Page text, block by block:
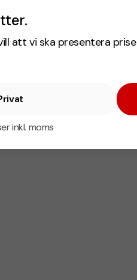
att vi ska presentera
inkl. moms